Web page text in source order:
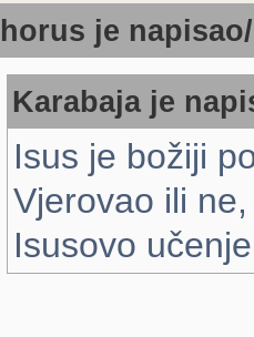
horus je
Karabaja je
Isus je božiji
Vjerovao ili
Isusovo učenje